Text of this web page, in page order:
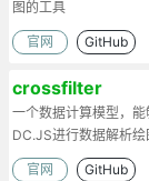
图的工具
官网 GitHub
crossfilter
一个数据计算模型，
DC.JS进行数据解析绘
官网 GitHub